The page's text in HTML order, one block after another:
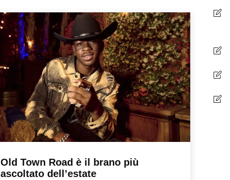
Old Town Road è il brano più
ascoltato dell’estate